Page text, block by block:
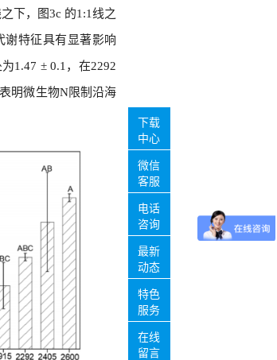
下，图3c 的1:1线之
谢特征具有显著影响
1.47 ± 0.1，在2292
明微生物N限制沿海
下载
中心
微信
客服
电话
咨询
最新
动态
特色
服务
在线
留言